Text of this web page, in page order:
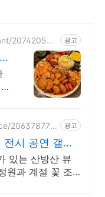
207420536
광고
206378770
광고
시 공연 갤러
있는 산방산 뷰
원과 계절 꽃 조